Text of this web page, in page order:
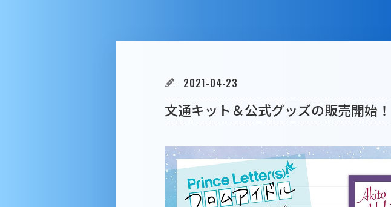
2021-04-23
文通キット＆公式グッズの販売開始！